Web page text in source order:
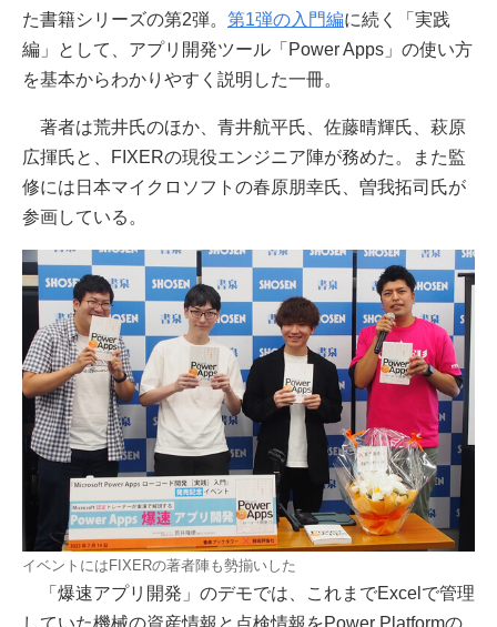
た書籍シリーズの第2弾。 第1弾の入門編に続く「実践
編」として、アプリ開発ツール「Power Apps」の使い方
を基本からわかりやすく説明した一冊。
著者は荒井氏のほか、青井航平氏、佐藤晴輝氏、萩原
広揮氏と、FIXERの現役エンジニア陣が務めた。また監
修には日本マイクロソフトの春原朋幸氏、曽我拓司氏が
参画している。
イベントにはFIXERの著者陣も勢揃いした
「爆速アプリ開発」のデモでは、これまでExcelで管理
していた機械の資産情報と点検情報をPower Platformの